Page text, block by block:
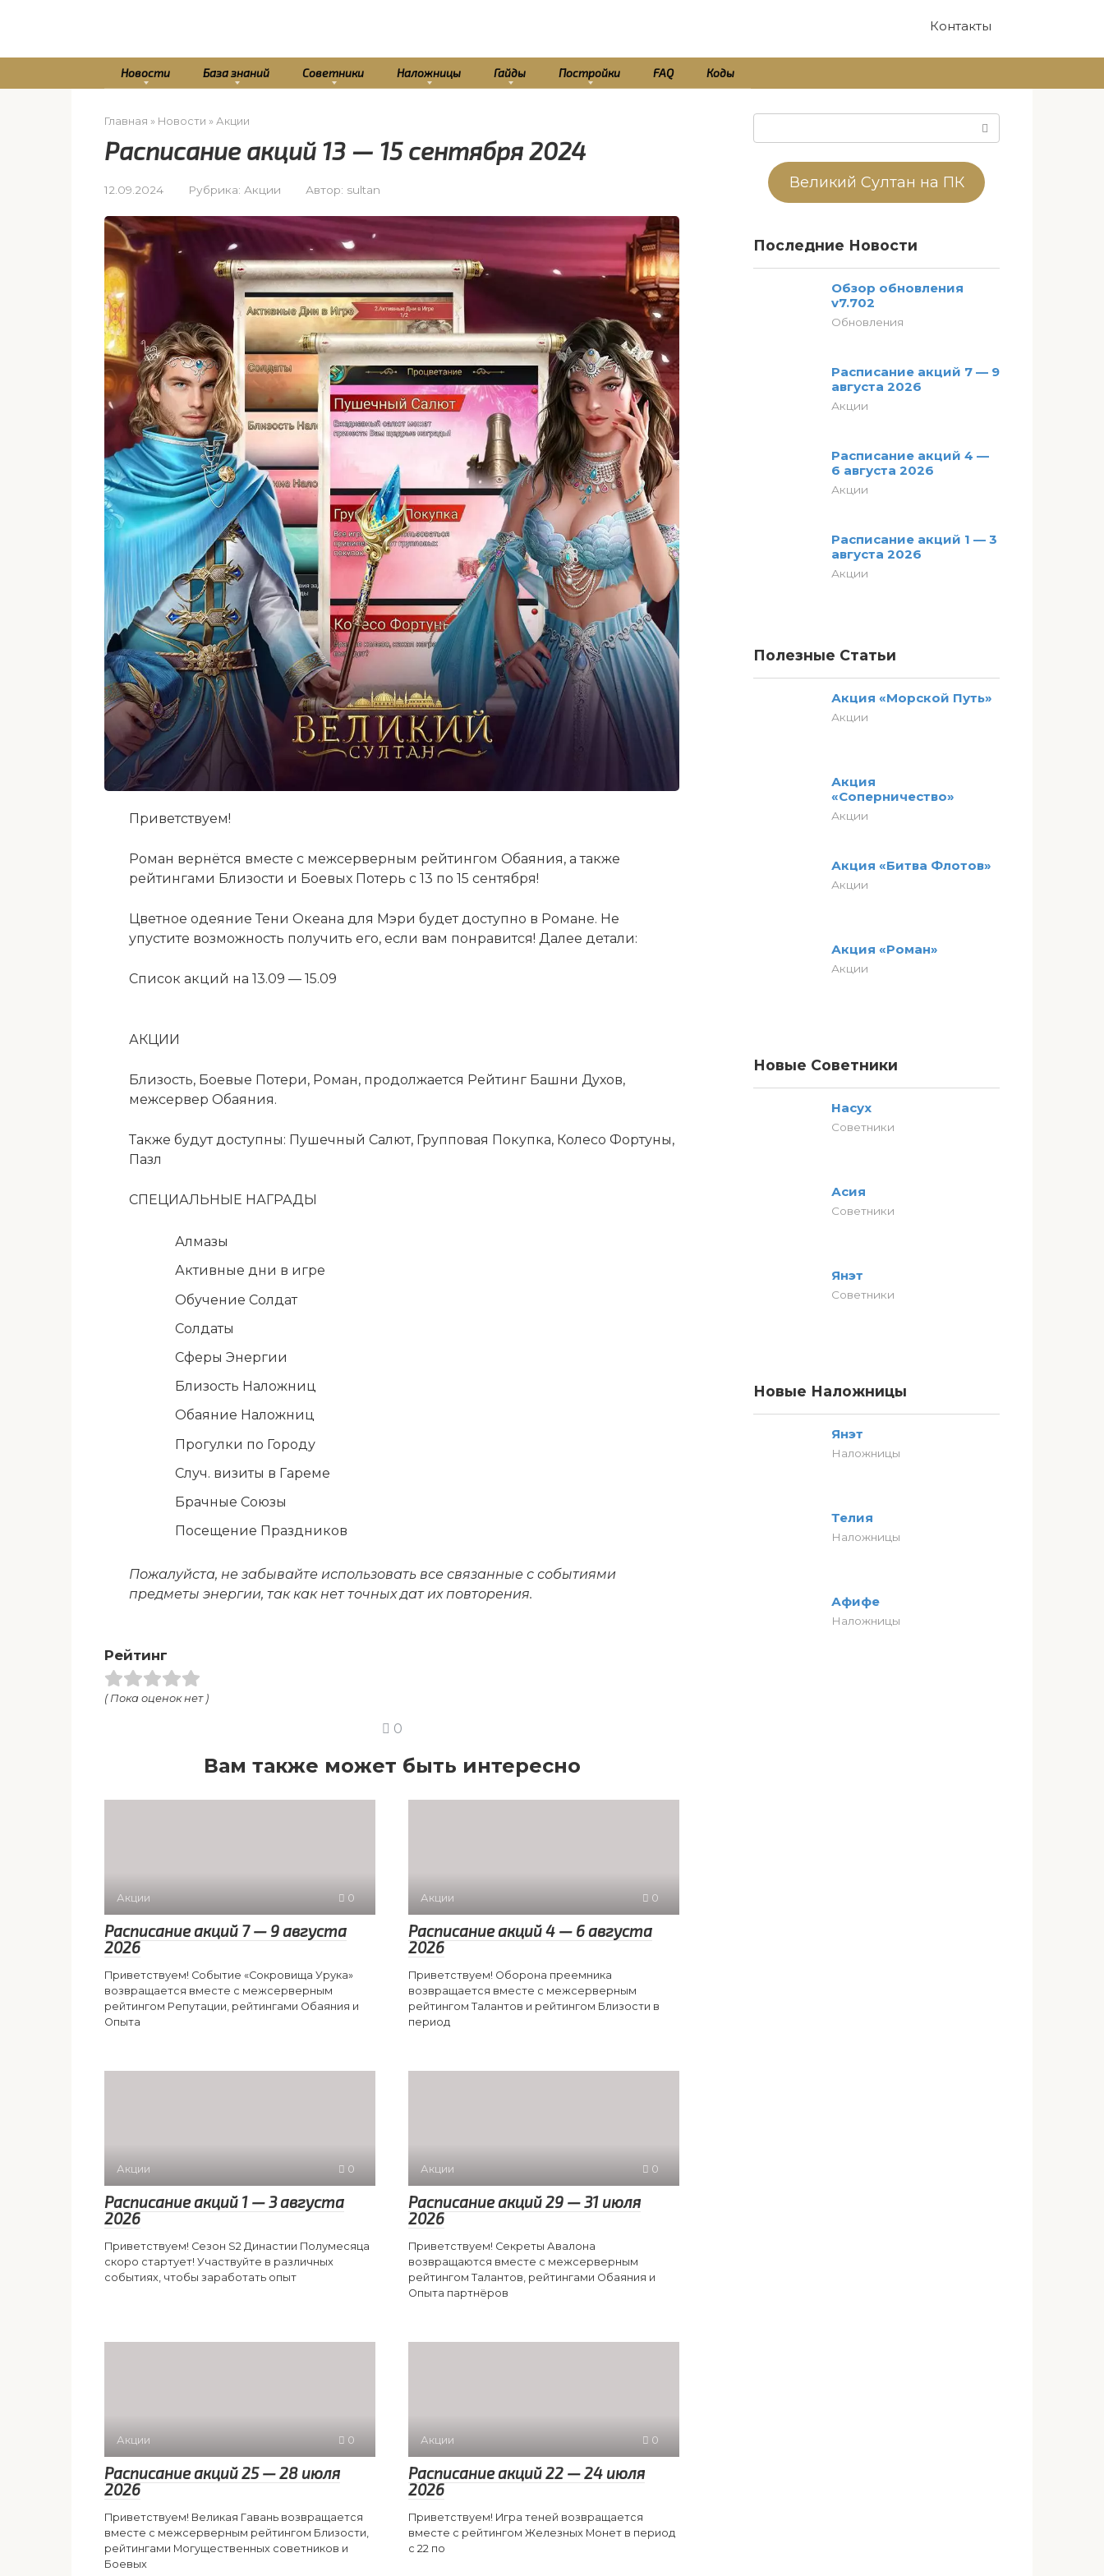
Контакты
Новости База знаний Советники Наложницы Гайды Постройки FAQ Коды
Главная » Новости » Акции
Расписание акций 13 — 15 сентября 2024
12.09.2024 Рубрика: Акции Автор: sultan
Приветствуем!
Роман вернётся вместе с межсерверным рейтингом Обаяния, а также
рейтингами Близости и Боевых Потерь с 13 по 15 сентября!
Цветное одеяние Тени Океана для Мэри будет доступно в Романе. Не
упустите возможность получить его, если вам понравится! Далее детали:
Список акций на 13.09 — 15.09
АКЦИИ
Близость, Боевые Потери, Роман, продолжается Рейтинг Башни Духов,
межсервер Обаяния.
Также будут доступны: Пушечный Салют, Групповая Покупка, Колесо Фортуны,
Пазл
СПЕЦИАЛЬНЫЕ НАГРАДЫ
Алмазы
Активные дни в игре
Обучение Солдат
Солдаты
Сферы Энергии
Близость Наложниц
Обаяние Наложниц
Прогулки по Городу
Случ. визиты в Гареме
Брачные Союзы
Посещение Праздников
Пожалуйста, не забывайте использовать все связанные с событиями
предметы энергии, так как нет точных дат их повторения.
Рейтинг
( Пока оценок нет )
0
Вам также может быть интересно
Акции 0
Расписание акций 7 — 9 августа
2026
Приветствуем! Событие «Сокровища Урука»
возвращается вместе с межсерверным
рейтингом Репутации, рейтингами Обаяния и
Опыта
Акции 0
Расписание акций 4 — 6 августа
2026
Приветствуем! Оборона преемника
возвращается вместе с межсерверным
рейтингом Талантов и рейтингом Близости в
период
Акции 0
Расписание акций 1 — 3 августа
2026
Приветствуем! Сезон S2 Династии Полумесяца
скоро стартует! Участвуйте в различных
событиях, чтобы заработать опыт
Акции 0
Расписание акций 29 — 31 июля
2026
Приветствуем! Секреты Авалона
возвращаются вместе с межсерверным
рейтингом Талантов, рейтингами Обаяния и
Опыта партнёров
Акции 0
Расписание акций 25 — 28 июля
2026
Приветствуем! Великая Гавань возвращается
вместе с межсерверным рейтингом Близости,
рейтингами Могущественных советников и
Боевых
Акции 0
Расписание акций 22 — 24 июля
2026
Приветствуем! Игра теней возвращается
вместе с рейтингом Железных Монет в период
с 22 по
Великий Султан на ПК
Последние Новости
Обзор обновления
v7.702
Обновления
Расписание акций 7 — 9
августа 2026
Акции
Расписание акций 4 —
6 августа 2026
Акции
Расписание акций 1 — 3
августа 2026
Акции
Полезные Статьи
Акция «Морской Путь»
Акции
Акция
«Соперничество»
Акции
Акция «Битва Флотов»
Акции
Акция «Роман»
Акции
Новые Советники
Насух
Советники
Асия
Советники
Янэт
Советники
Новые Наложницы
Янэт
Наложницы
Телия
Наложницы
Афифе
Наложницы